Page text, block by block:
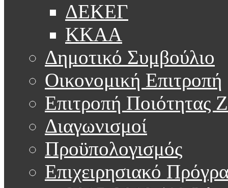
ΔΕΚΕΓ
ΚΚΑΑ
Δημοτικό Συμβούλιο
Οικονομική Επιτροπή
Επιτροπή Ποιότητας
Διαγωνισμοί
Προϋπολογισμός
Επιχειρησιακό